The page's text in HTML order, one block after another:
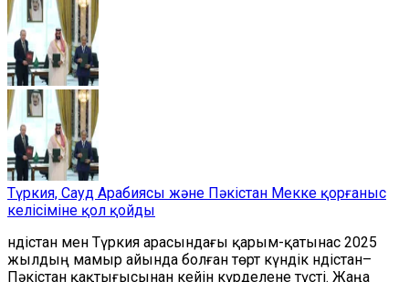
Түркия, Сауд Арабиясы және Пәкістан Мекке қорғаныс
келісіміне қол қойды
Үндістан мен Түркия арасындағы қарым-қатынас 2025
жылдың мамыр айында болған төрт күндік Үндістан–
Пәкістан қақтығысынан кейін күрделене түсті. Жаңа